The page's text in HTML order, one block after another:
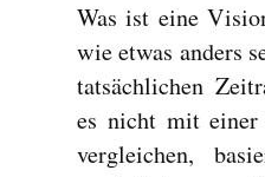
Was ist eine
wie etwas anders
tatsächlichen
es nicht mit einer
vergleichen,